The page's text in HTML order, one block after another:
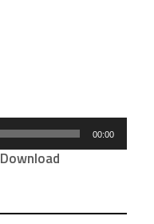
00:00
Download